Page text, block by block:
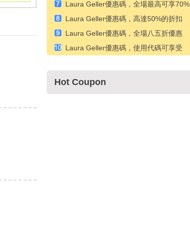
八折優惠
Laura Geller優惠碼，全場最高可享70%
折扣 + 50美元以上可享10美元折扣
Laura Geller優惠碼，高達50%的折扣
+額外20%的折扣
Laura Geller優惠碼，全場八五折優惠
Laura Geller優惠碼，使用代碼可享受
Hot Coupon